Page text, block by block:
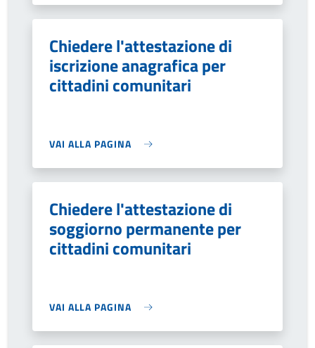
Chiedere l'attestazione di
iscrizione anagrafica per
cittadini comunitari
VAI ALLA PAGINA
Chiedere l'attestazione di
soggiorno permanente per
cittadini comunitari
VAI ALLA PAGINA